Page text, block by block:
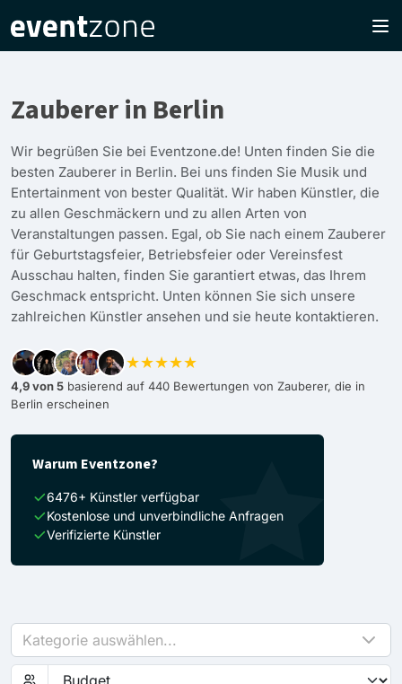
Zauberer in Berlin
Wir begrüßen Sie bei Eventzone.de! Unten finden Sie die
besten Zauberer in Berlin. Bei uns finden Sie Musik und
Entertainment von bester Qualität. Wir haben Künstler, die
zu allen Geschmäckern und zu allen Arten von
Veranstaltungen passen. Egal, ob Sie nach einem Zauberer
für Geburtstagsfeier, Betriebsfeier oder Vereinsfest
Ausschau halten, finden Sie garantiert etwas, das Ihrem
Geschmack entspricht. Unten können Sie sich unsere
zahlreichen Künstler ansehen und sie heute kontaktieren.
★★★★★
4,9 von 5 basierend auf 440 Bewertungen von Zauberer, die in
Berlin erscheinen
Warum Eventzone?
6476+ Künstler verfügbar
Kostenlose und unverbindliche Anfragen
Verifizierte Künstler
Kategorie auswählen...